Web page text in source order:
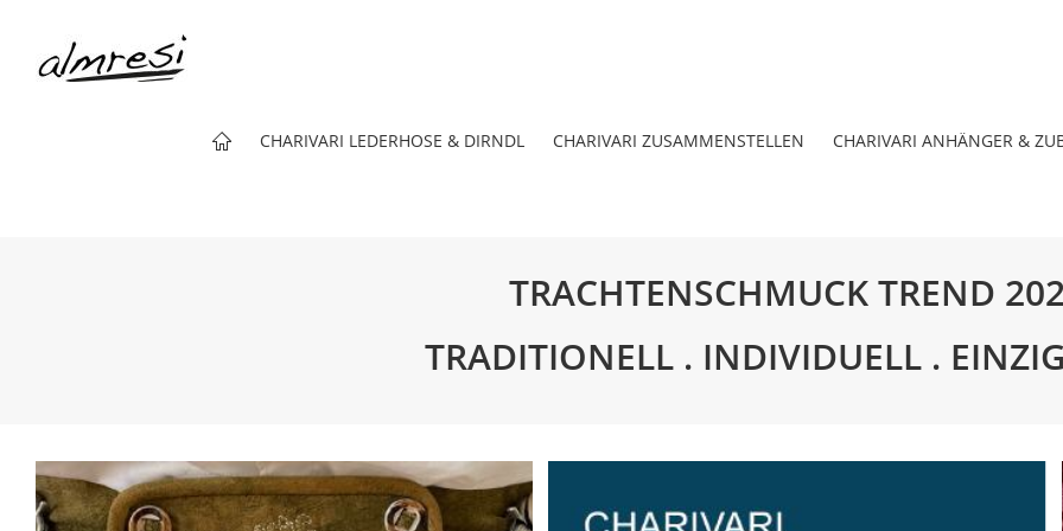
CHARIVARI LEDERHOSE & DIRNDL CHARIVARI ZUSAMMENSTELLEN CHARIVARI ANHÄNGER &
TRACHTENSCHMUCK TREND
TRADITIONELL . INDIVIDUELL .